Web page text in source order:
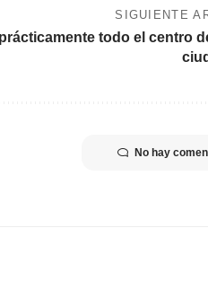
SIGUIENTE
todo el centro
No hay